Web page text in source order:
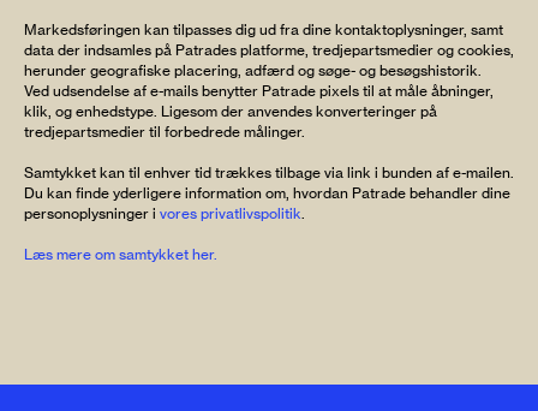
Markedsføringen kan tilpasses dig ud fra dine kontaktoplysninger, samt
data der indsamles på Patrades platforme, tredjepartsmedier og cookies,
herunder geografiske placering, adfærd og søge- og besøgshistorik.
Ved udsendelse af e-mails benytter Patrade pixels til at måle åbninger,
klik, og enhedstype. Ligesom der anvendes konverteringer på
tredjepartsmedier til forbedrede målinger.
Samtykket kan til enhver tid trækkes tilbage via link i bunden af e-mailen.
Du kan finde yderligere information om, hvordan Patrade behandler dine
personoplysninger i vores privatlivspolitik.
Læs mere om samtykket her.